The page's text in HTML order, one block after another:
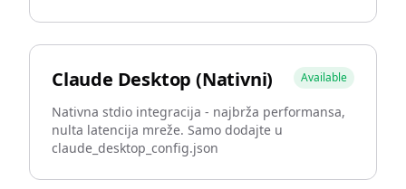
Claude Desktop (Nativni) Available
Nativna stdio integracija - najbrža performansa,
nulta latencija mreže. Samo dodajte u
claude_desktop_config.json